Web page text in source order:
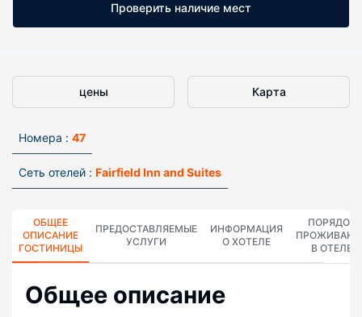
Проверить наличие мест
цены Карта
Номера : 47
Сеть отелей : Fairfield Inn and Suites
ОБЩЕЕ
ОПИСАНИЕ
ГОСТИНИЦЫ
ПРЕДОСТАВЛЯЕМЫЕ
УСЛУГИ
ИНФОРМАЦИЯ
О ХОТЕЛЕ
ПОРЯДОК
В ОТЕЛЕ
Общее описание